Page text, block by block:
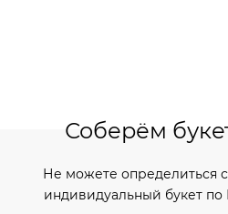
Соберём
Не можете определиться
индивидуальный букет